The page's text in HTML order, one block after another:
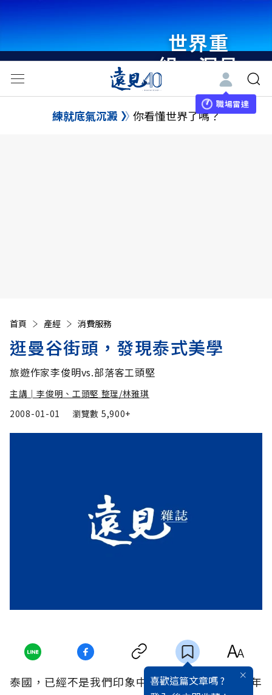
世界重
組・洞見
未來 與
世界領袖
職場雷達
練就底氣沉澱 你看懂世界了嗎？
首頁 產經 消費服務
逛曼谷街頭，發現泰式美學
旅遊作家李俊明vs.部落客工頭堅
主講│李俊明、工頭堅 整理/林雅琪
2008-01-01
瀏覽數 5,900+
喜歡這篇文章嗎 ?
泰國，已經不是我們印象中的落後國家，短短十年